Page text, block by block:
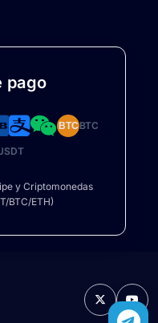
pago
BTCBTC
y Criptomonedas
BTC/ETH)